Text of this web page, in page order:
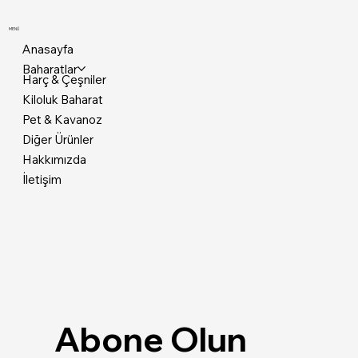
MENÜ
Anasayfa
Baharatlar
Harç & Çeşniler
Kiloluk Baharat
Pet & Kavanoz
Diğer Ürünler
Hakkımızda
İletişim
Abone Olun